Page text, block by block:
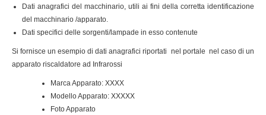
Dati anagrafici del macchinario, utili ai fini della corretta identificazione
del macchinario /apparato.
Dati specifici delle sorgenti/lampade in esso contenute
Si fornisce un esempio di dati anagrafici riportati nel portale nel caso di un
apparato riscaldatore ad Infrarossi
Marca Apparato: XXXX
Modello Apparato: XXXXX
Foto Apparato